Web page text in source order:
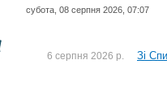
субота, 08 серпня 2026, 07:07
6 серпня 2026 р. Зі